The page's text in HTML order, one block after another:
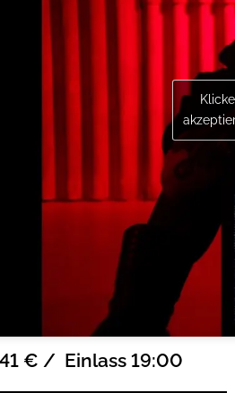
€ / Einlass 19:00